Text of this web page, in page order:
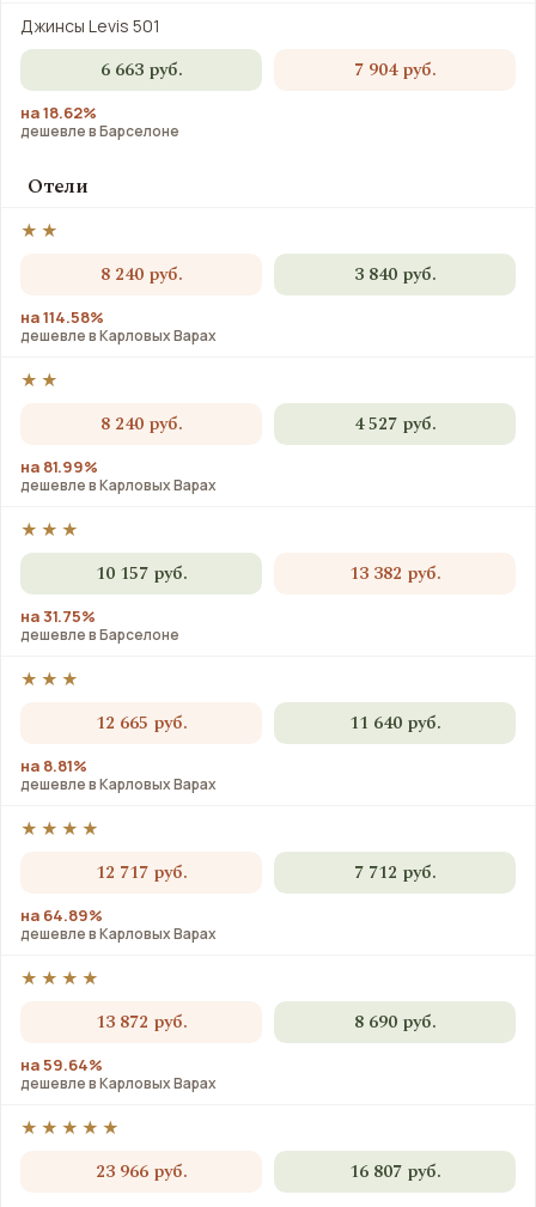
Джинсы Levis 501
6 663 руб. 7 904 руб.
на 18.62%
дешевле в Барселоне
Отели
★★
8 240 руб. 3 840 руб.
на 114.58%
дешевле в Карловых Варах
★★
8 240 руб. 4 527 руб.
на 81.99%
дешевле в Карловых Варах
★★★
10 157 руб. 13 382 руб.
на 31.75%
дешевле в Барселоне
★★★
12 665 руб. 11 640 руб.
на 8.81%
дешевле в Карловых Варах
★★★★
12 717 руб. 7 712 руб.
на 64.89%
дешевле в Карловых Варах
★★★★
13 872 руб. 8 690 руб.
на 59.64%
дешевле в Карловых Варах
★★★★★
23 966 руб. 16 807 руб.